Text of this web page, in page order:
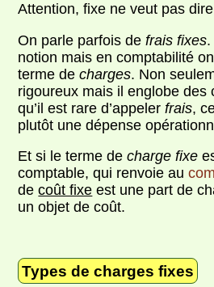
Attention, fixe ne veut pas
On parle parfois defrais fixes.
notion mais en comptabilité
terme decharges. Non
rigoureux mais il englobe des
qu’il est rare d’appelerfrais,
plutôt une dépense
Et si le terme decharge fixe
comptable, qui renvoie au
decoût fixe est une part de
un objet de coût.
Types de charges fixes